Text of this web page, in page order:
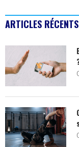
ARTICLES RÉCENTS